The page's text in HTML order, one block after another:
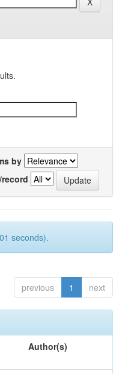
by
seconds).
previous 1 next
Author(s)